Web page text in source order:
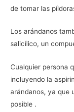
de tomar las
Los arándanos
salicílico, un
Cualquier persona
incluyendo la
arándanos, ya que
posible .